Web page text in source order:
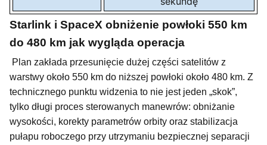
Starlink i SpaceX obniżenie powłoki 550 km
do 480 km jak wygląda operacja
Plan zakłada przesunięcie dużej części satelitów z
warstwy około 550 km do niższej powłoki około 480 km. Z
technicznego punktu widzenia to nie jest jeden „skok”,
tylko długi proces sterowanych manewrów: obniżanie
wysokości, korekty parametrów orbity oraz stabilizacja
pułapu roboczego przy utrzymaniu bezpiecznej separacji